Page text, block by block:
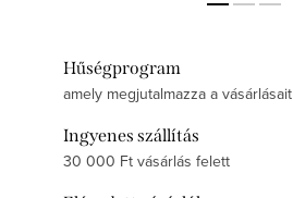
Hűségprogram
amely megjutalmazza a vásárlásait
Ingyenes szállítás
30 000 Ft vásárlás felett